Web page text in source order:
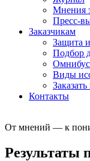
Мнения
Пресс-
Заказчикам
Защита
Подбор
Омнибус
Виды
Контакты
От мнений — к
Результаты